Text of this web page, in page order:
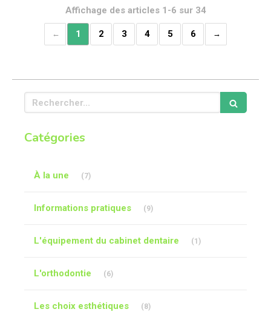
Affichage des articles 1-6 sur 34
1 2 3 4 5 6
Rechercher
Catégories
À la une (7)
Informations pratiques (9)
L'équipement du cabinet dentaire (1)
L'orthodontie (6)
Les choix esthétiques (8)